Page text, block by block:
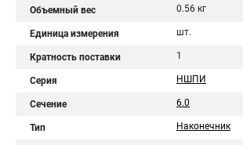
Объемный вес 0.56 кг
Единица измерения шт.
Кратность поставки 1
Серия НШПИ
Сечение 6.0
Тип Наконечник